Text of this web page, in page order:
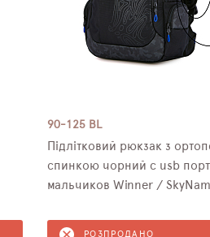
90-125 BL
Підлітковий рюкзак з
спинкою чорний с usb портом для
мальчиков
РОЗПРОДАНО